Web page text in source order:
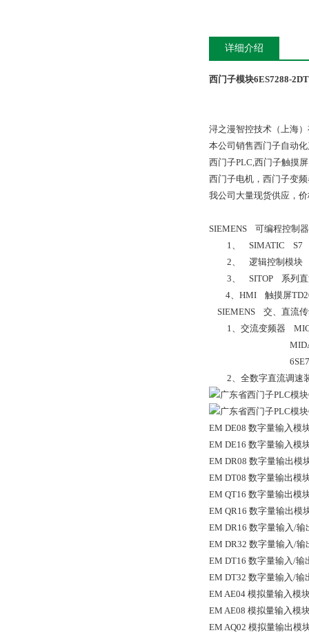
详细介绍
西门子模块6ES7288-
浔之漫智控技术（上海
本公司销售西门子自动
西门子PLC,西门子触摸
西门子电机，西门子变
我公司大量现货供应，
SIEMENS 可编程控制
1、 SIMATIC S7 系
2、 逻辑控制模块
3、 SITOP 系列直
4、HMI 触摸屏
SIEMENS 交、直流
1、交流变频器
MIDASTER
6SE70系列（
2、全数字直流调速
EM DE08 数字量输入模
EM DE16 数字量输入模
EM DR08 数字量输出模
EM DT08 数字量输出模
EM QT16 数字量输出模
EM QR16 数字量输出模
EM DR16 数字量输入/输
EM DR32 数字量输入/输
EM DT16 数字量输入/输
EM DT32 数字量输入/输
EM AE04 模拟量输入模
EM AE08 模拟量输入模
EM AQ02 模拟量输出模